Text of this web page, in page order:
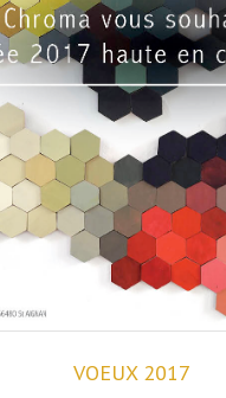
VOEUX 2017